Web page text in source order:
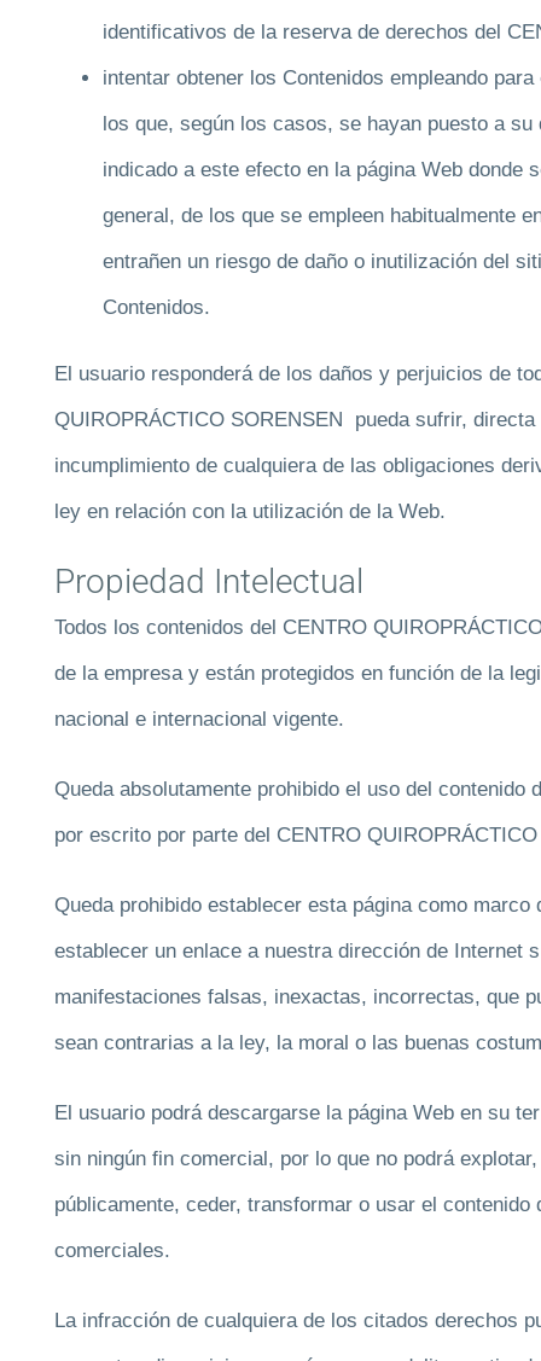
identificativos de la reserva de derechos del
intentar obtener los Contenidos empleando
los que, según los casos, se hayan puesto a
indicado a este efecto en la página Web donde
general, de los que se empleen habitualmente
entrañen un riesgo de daño o inutilización del
Contenidos.
El usuario responderá de los daños y perjuicios de
QUIROPRÁCTICO SORENSEN pueda sufrir,
incumplimiento de cualquiera de las obligaciones
ley en relación con la utilización de la Web.
Propiedad Intelectual
Todos los contenidos del CENTRO
de la empresa y están protegidos en función de la
nacional e internacional vigente.
Queda absolutamente prohibido el uso del contenido
por escrito por parte del CENTRO
Queda prohibido establecer esta página como
establecer un enlace a nuestra dirección de Internet
manifestaciones falsas, inexactas, incorrectas, que
sean contrarias a la ley, la moral o las buenas
El usuario podrá descargarse la página Web en su
sin ningún fin comercial, por lo que no podrá
públicamente, ceder, transformar o usar el
comerciales.
La infracción de cualquiera de los citados derechos